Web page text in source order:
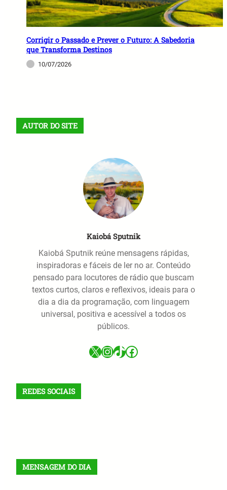
Corrigir o Passado e Prever o Futuro: A Sabedoria
que Transforma Destinos
10/07/2026
AUTOR DO SITE
Kaiobá Sputnik
Kaiobá Sputnik reúne mensagens rápidas,
inspiradoras e fáceis de ler no ar. Conteúdo
pensado para locutores de rádio que buscam
textos curtos, claros e reflexivos, ideais para o
dia a dia da programação, com linguagem
universal, positiva e acessível a todos os
públicos.
X InstagramTikTok Facebook
REDES SOCIAIS
MENSAGEM DO DIA